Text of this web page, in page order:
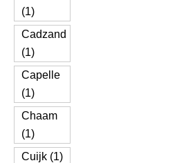
(1)
Cadzand
(1)
Capelle
(1)
Chaam
(1)
Cuijk (1)